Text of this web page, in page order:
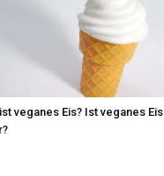
veganes Eis? Ist veganes Eis